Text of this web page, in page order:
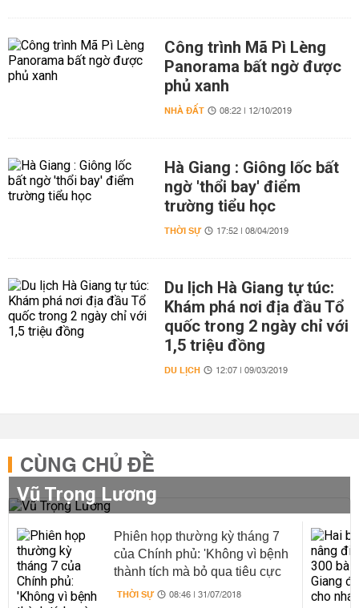
Công trình Mã Pì Lèng
Panorama bất ngờ được
phủ xanh
NHÀ ĐẤT 08:22 | 12/10/2019
Hà Giang : Giông lốc bất
ngờ 'thổi bay' điểm
trường tiểu học
THỜI SỰ 17:52 | 08/04/2019
Du lịch Hà Giang tự túc:
Khám phá nơi địa đầu Tổ
quốc trong 2 ngày chỉ với
1,5 triệu đồng
DU LỊCH 12:07 | 09/03/2019
CÙNG CHỦ ĐỀ
Vũ Trọng Lương
Phiên họp thường kỳ tháng 7
của Chính phủ: 'Không vì bệnh
thành tích mà bỏ qua tiêu cực
tại kỳ thi THPT Quốc gia vừa
THỜI SỰ 08:46 | 31/07/2018